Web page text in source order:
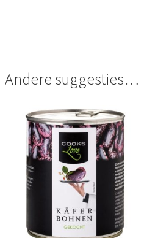
Andere suggesties…